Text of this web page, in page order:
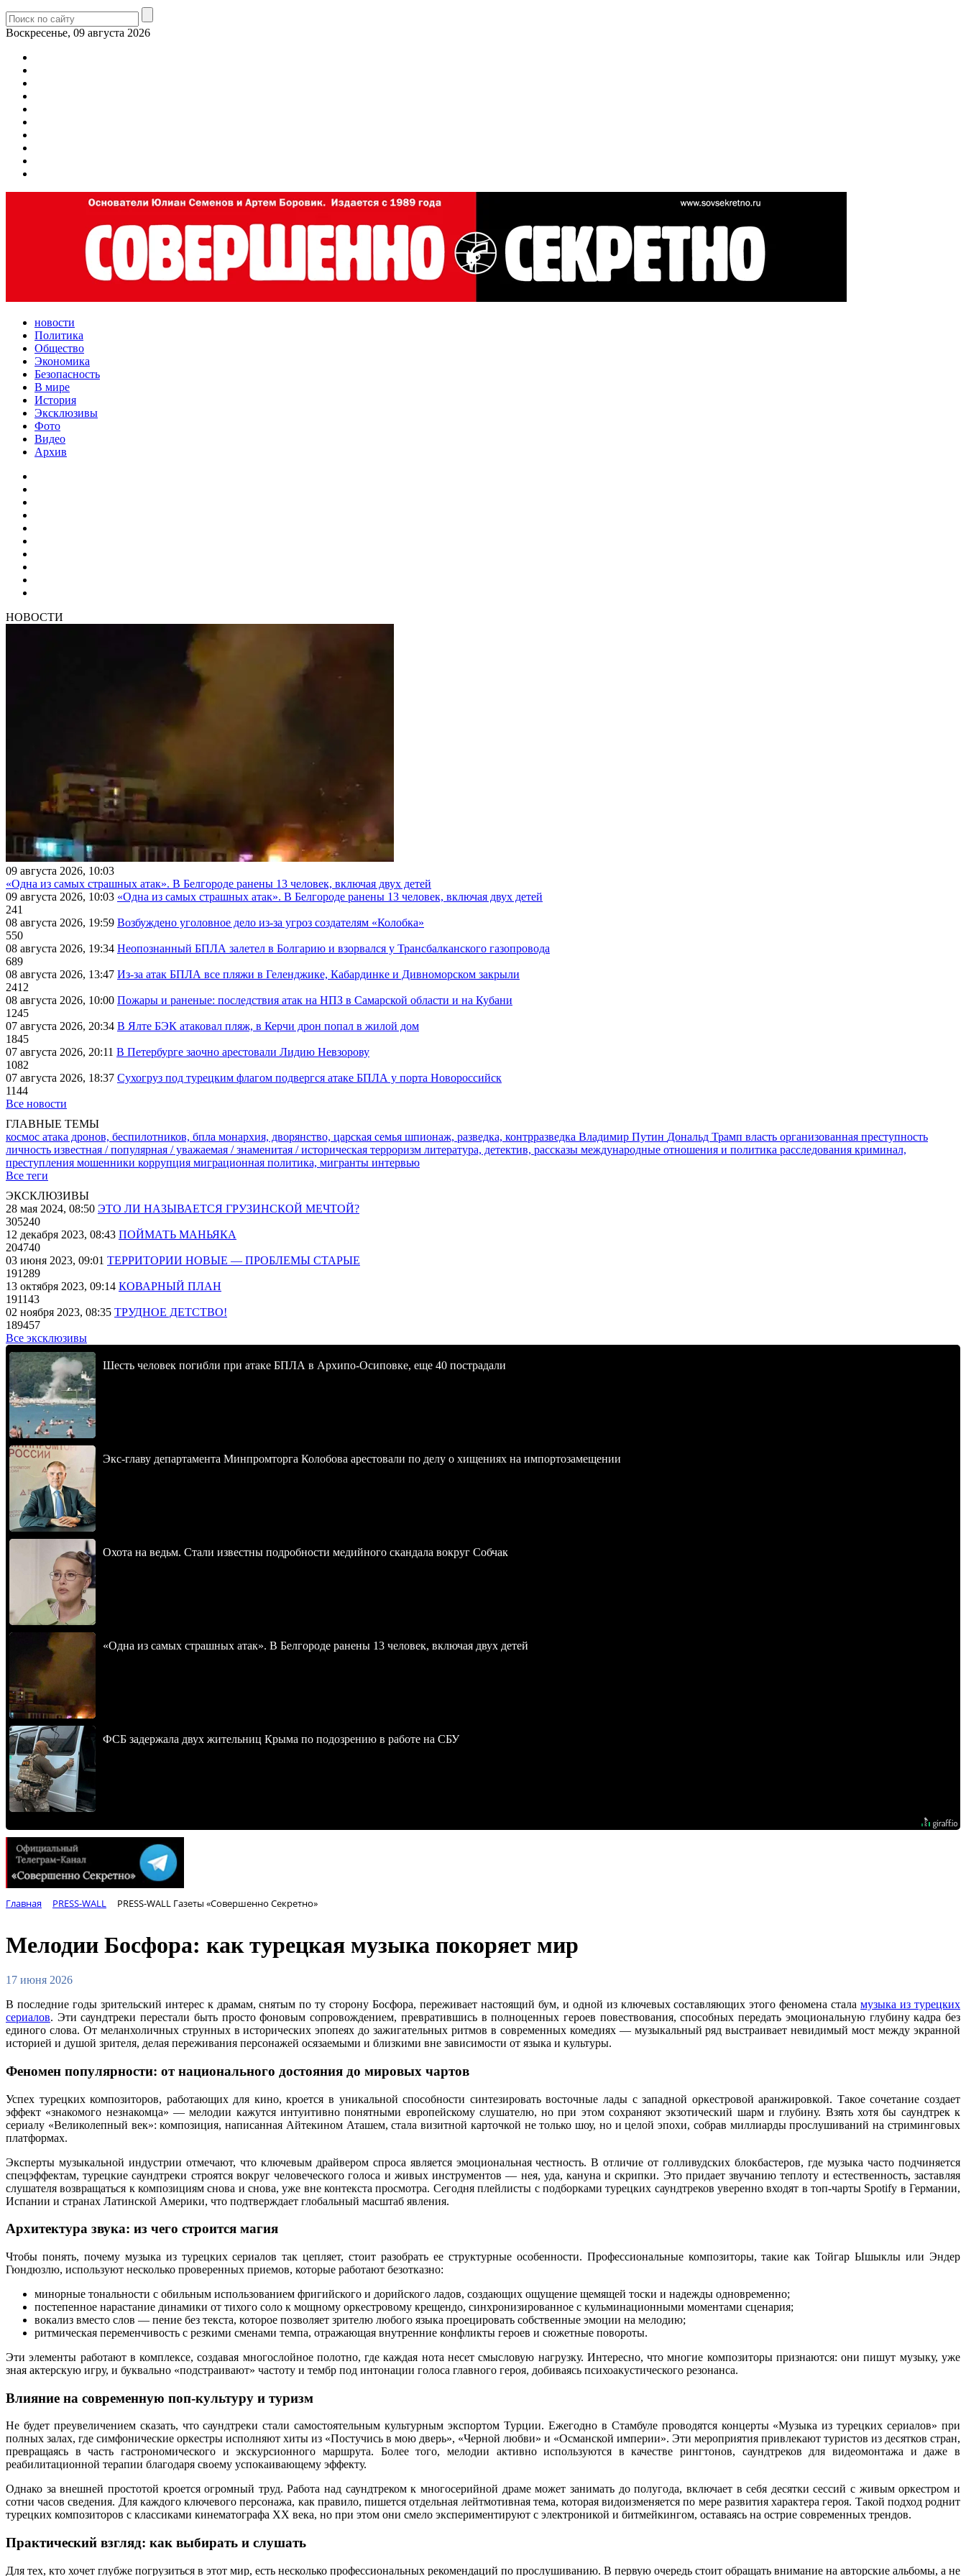
Воскресенье, 09 августа 2026
новости
Политика
Общество
Экономика
Безопасность
В мире
История
Эксклюзивы
Фото
Видео
Архив
НОВОСТИ
09 августа 2026, 10:03
«Одна из самых страшных атак». В Белгороде ранены 13 человек, включая двух детей
09 августа 2026, 10:03 «Одна из самых страшных атак». В Белгороде ранены 13 человек, включая двух детей
241
08 августа 2026, 19:59 Возбуждено уголовное дело из-за угроз создателям «Колобка»
550
08 августа 2026, 19:34 Неопознанный БПЛА залетел в Болгарию и взорвался у Трансбалканского газопровода
689
08 августа 2026, 13:47 Из-за атак БПЛА все пляжи в Геленджике, Кабардинке и Дивноморском закрыли
2412
08 августа 2026, 10:00 Пожары и раненые: последствия атак на НПЗ в Самарской области и на Кубани
1245
07 августа 2026, 20:34 В Ялте БЭК атаковал пляж, в Керчи дрон попал в жилой дом
1845
07 августа 2026, 20:11 В Петербурге заочно арестовали Лидию Невзорову
1082
07 августа 2026, 18:37 Сухогруз под турецким флагом подвергся атаке БПЛА у порта Новороссийск
1144
Все новости
ГЛАВНЫЕ ТЕМЫ
космос атака дронов, беспилотников, бпла монархия, дворянство, царская семья шпионаж, разведка, контрразведка Владимир Путин Дональд Трамп власть организованная преступность
личность известная / популярная / уважаемая / знаменитая / историческая терроризм литература, детектив, рассказы международные отношения и политика расследования криминал,
преступления мошенники коррупция миграционная политика, мигранты интервью
Все теги
ЭКСКЛЮЗИВЫ
28 мая 2024, 08:50 ЭТО ЛИ НАЗЫВАЕТСЯ ГРУЗИНСКОЙ МЕЧТОЙ?
305240
12 декабря 2023, 08:43 ПОЙМАТЬ МАНЬЯКА
204740
03 июня 2023, 09:01 ТЕРРИТОРИИ НОВЫЕ — ПРОБЛЕМЫ СТАРЫЕ
191289
13 октября 2023, 09:14 КОВАРНЫЙ ПЛАН
191143
02 ноября 2023, 08:35 ТРУДНОЕ ДЕТСТВО!
189457
Все эксклюзивы
Шесть человек погибли при атаке БПЛА в Архипо-Осиповке, еще 40 пострадали
Экс-главу департамента Минпромторга Колобова арестовали по делу о хищениях на импортозамещении
Охота на ведьм. Стали известны подробности медийного скандала вокруг Собчак
«Одна из самых страшных атак». В Белгороде ранены 13 человек, включая двух детей
ФСБ задержала двух жительниц Крыма по подозрению в работе на СБУ
Главная PRESS-WALL PRESS-WALL Газеты «Совершенно Секретно»
Мелодии Босфора: как турецкая музыка покоряет мир
17 июня 2026
В последние годы зрительский интерес к драмам, снятым по ту сторону Босфора, переживает настоящий бум, и одной из ключевых составляющих этого феномена сталамузыка из турецких
сериалов. Эти саундтреки перестали быть просто фоновым сопровождением, превратившись в полноценных героев повествования, способных передать эмоциональную глубину кадра без
единого слова. От меланхоличных струнных в исторических эпопеях до зажигательных ритмов в современных комедиях — музыкальный ряд выстраивает невидимый мост между экранной
историей и душой зрителя, делая переживания персонажей осязаемыми и близкими вне зависимости от языка и культуры.
Феномен популярности: от национального достояния до мировых чартов
Успех турецких композиторов, работающих для кино, кроется в уникальной способности синтезировать восточные лады с западной оркестровой аранжировкой. Такое сочетание создает
эффект «знакомого незнакомца» — мелодии кажутся интуитивно понятными европейскому слушателю, но при этом сохраняют экзотический шарм и глубину. Взять хотя бы саундтрек к
сериалу «Великолепный век»: композиция, написанная Айтекином Аташем, стала визитной карточкой не только шоу, но и целой эпохи, собрав миллиарды прослушиваний на стриминговых
платформах.
Эксперты музыкальной индустрии отмечают, что ключевым драйвером спроса является эмоциональная честность. В отличие от голливудских блокбастеров, где музыка часто подчиняется
спецэффектам, турецкие саундтреки строятся вокруг человеческого голоса и живых инструментов — нея, уда, кануна и скрипки. Это придает звучанию теплоту и естественность, заставляя
слушателя возвращаться к композициям снова и снова, уже вне контекста просмотра. Сегодня плейлисты с подборками турецких саундтреков уверенно входят в топ-чарты Spotify в Германии,
Испании и странах Латинской Америки, что подтверждает глобальный масштаб явления.
Архитектура звука: из чего строится магия
Чтобы понять, почему музыка из турецких сериалов так цепляет, стоит разобрать ее структурные особенности. Профессиональные композиторы, такие как Тойгар Ышыклы или Эндер
Гюндюзлю, используют несколько проверенных приемов, которые работают безотказно:
минорные тональности с обильным использованием фригийского и дорийского ладов, создающих ощущение щемящей тоски и надежды одновременно;
постепенное нарастание динамики от тихого соло к мощному оркестровому крещендо, синхронизированное с кульминационными моментами сценария;
вокализ вместо слов — пение без текста, которое позволяет зрителю любого языка проецировать собственные эмоции на мелодию;
ритмическая переменчивость с резкими сменами темпа, отражающая внутренние конфликты героев и сюжетные повороты.
Эти элементы работают в комплексе, создавая многослойное полотно, где каждая нота несет смысловую нагрузку. Интересно, что многие композиторы признаются: они пишут музыку, уже
зная актерскую игру, и буквально «подстраивают» частоту и тембр под интонации голоса главного героя, добиваясь психоакустического резонанса.
Влияние на современную поп-культуру и туризм
Не будет преувеличением сказать, что саундтреки стали самостоятельным культурным экспортом Турции. Ежегодно в Стамбуле проводятся концерты «Музыка из турецких сериалов» при
полных залах, где симфонические оркестры исполняют хиты из «Постучись в мою дверь», «Черной любви» и «Османской империи». Эти мероприятия привлекают туристов из десятков стран,
превращаясь в часть гастрономического и экскурсионного маршрута. Более того, мелодии активно используются в качестве рингтонов, саундтреков для видеомонтажа и даже в
реабилитационной терапии благодаря своему успокаивающему эффекту.
Однако за внешней простотой кроется огромный труд. Работа над саундтреком к многосерийной драме может занимать до полугода, включает в себя десятки сессий с живым оркестром и
сотни часов сведения. Для каждого ключевого персонажа, как правило, пишется отдельная лейтмотивная тема, которая видоизменяется по мере развития характера героя. Такой подход роднит
турецких композиторов с классиками кинематографа XX века, но при этом они смело экспериментируют с электроникой и битмейкингом, оставаясь на острие современных трендов.
Практический взгляд: как выбирать и слушать
Для тех, кто хочет глубже погрузиться в этот мир, есть несколько профессиональных рекомендаций по прослушиванию. В первую очередь стоит обращать внимание на авторские альбомы, а не